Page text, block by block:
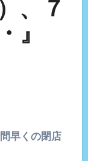
、７
』
早くの閉店